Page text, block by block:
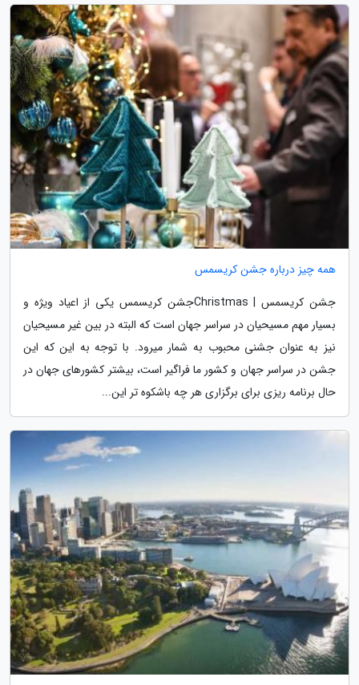
همه چیز درباره جشن کریسمس
جشن کریسمس | Christmasجشن کریسمس یکی از اعیاد ویژه و
بسیار مهم مسیحیان در سراسر جهان است که البته در بین غیر مسیحیان
نیز به عنوان جشنی محبوب به شمار میرود. با توجه به این که این
جشن در سراسر جهان و کشور ما فراگیر است، بیشتر کشورهای جهان در
حال برنامه ریزی برای برگزاری هر چه باشکوه تر این...